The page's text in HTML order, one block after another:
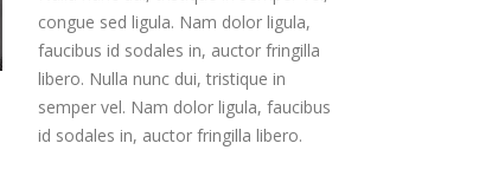
congue sed ligula. Nam dolor ligula,
faucibus id sodales in, auctor fringilla
libero. Nulla nunc dui, tristique in
semper vel. Nam dolor ligula, faucibus
id sodales in, auctor fringilla libero.